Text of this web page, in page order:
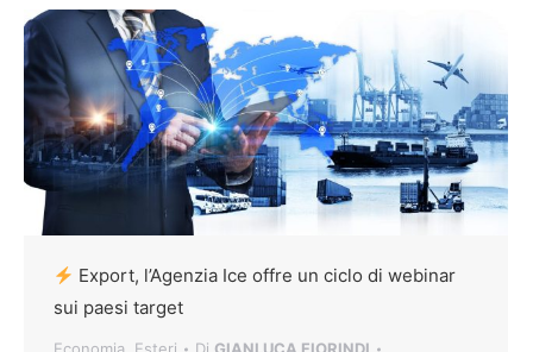
Export, l’Agenzia Ice offre un ciclo di webinar
sui paesi target